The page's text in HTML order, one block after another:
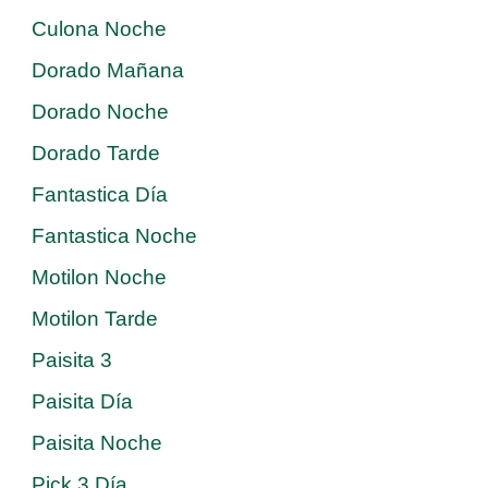
Culona Noche
Dorado Mañana
Dorado Noche
Dorado Tarde
Fantastica Día
Fantastica Noche
Motilon Noche
Motilon Tarde
Paisita 3
Paisita Día
Paisita Noche